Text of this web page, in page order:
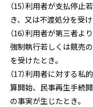
（15）利用者が支払停
き、又は不渡処分を受け
（16）利用者が第三者
強制執行若しくは競売
を受けたとき。
（17）利用者に対する
算開始、民事再生手続
の事実が生じたとき。